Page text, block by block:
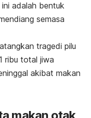
adalah bentuk
semasa
tragedi pilu
ribu total jiwa
akibat makan